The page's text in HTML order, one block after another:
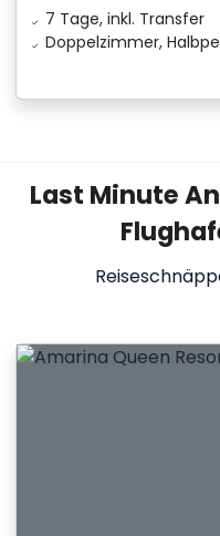
7 Tage, inkl. Transfer
Doppelzimmer,
Last Minute